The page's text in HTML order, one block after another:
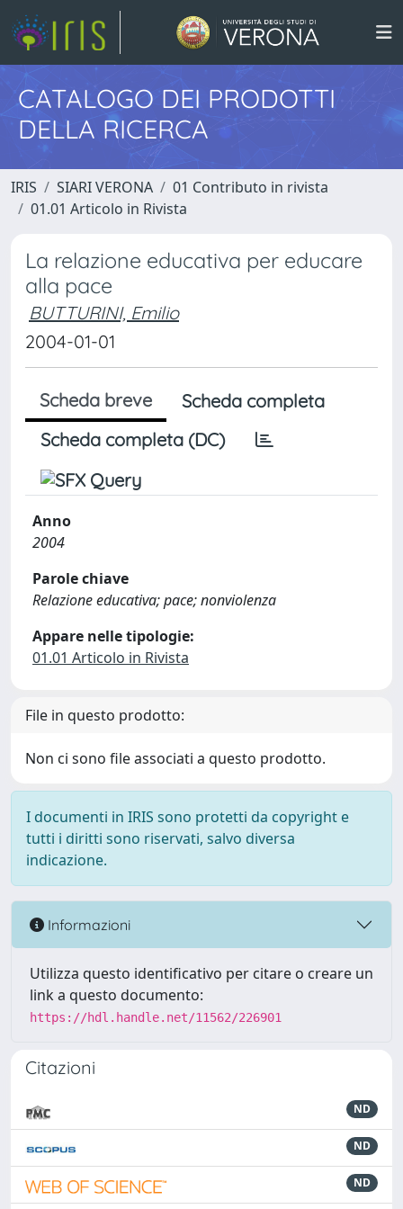
CATALOGO DEI PRODOTTI
DELLA RICERCA
IRIS SIARI VERONA
01 Contributo in rivista
01.01 Articolo in Rivista
La relazione educativa per educare
alla pace
BUTTURINI, Emilio
2004-01-01
Scheda breve
Scheda completa
Scheda completa (DC)
Anno
2004
Parole chiave
Relazione educativa; pace; nonviolenza
Appare nelle tipologie:
01.01 Articolo in Rivista
File in questo prodotto:
Non ci sono file associati a questo prodotto.
I documenti in IRIS sono protetti da copyright e
tutti i diritti sono riservati, salvo diversa
indicazione.
Informazioni
Utilizza questo identificativo per citare o creare un
link a questo documento:
https://hdl.handle.net/11562/226901
Citazioni
ND
ND
ND